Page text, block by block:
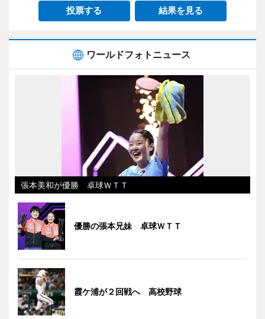
投票する 結果を見る
ワールドフォトニュース
張本美和が優勝 卓球ＷＴＴ
優勝の張本兄妹 卓球ＷＴＴ
霞ケ浦が２回戦へ 高校野球